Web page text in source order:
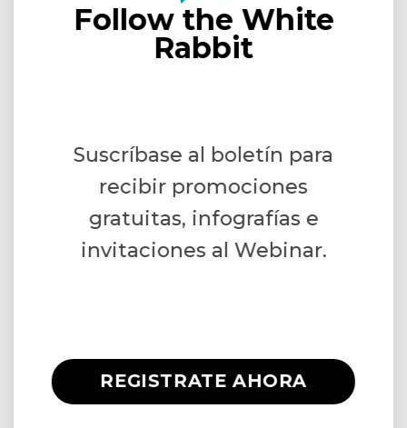
Suscríbase al boletín para
recibir promociones
gratuitas, infografías e
invitaciones al Webinar.
REGISTRATE AHORA
Follow the White
Rabbit